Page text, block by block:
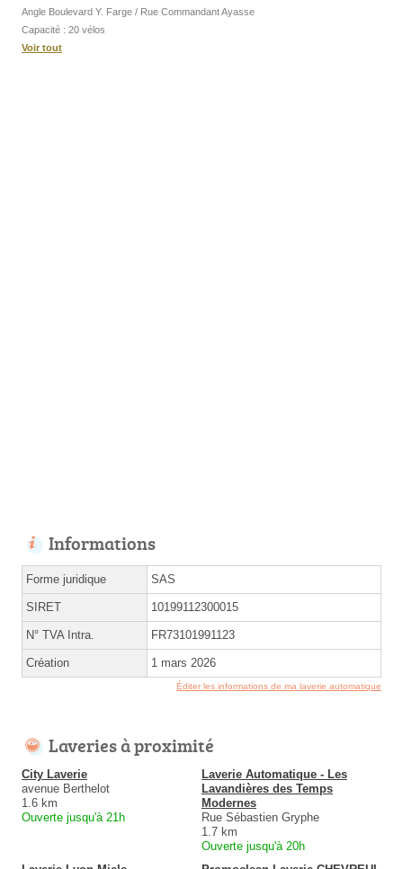
Angle Boulevard Y. Farge / Rue Commandant Ayasse
Capacité : 20 vélos
Voir tout
Informations
Forme juridique SAS
SIRET 10199112300015
N° TVA Intra. FR73101991123
Création 1 mars 2026
Éditer les informations de ma laverie automatique
Laveries à proximité
City Laverie
avenue Berthelot
1.6 km
Ouverte jusqu'à 21h
Laverie Automatique - Les
Lavandières des Temps
Modernes
Rue Sébastien Gryphe
1.7 km
Ouverte jusqu'à 20h